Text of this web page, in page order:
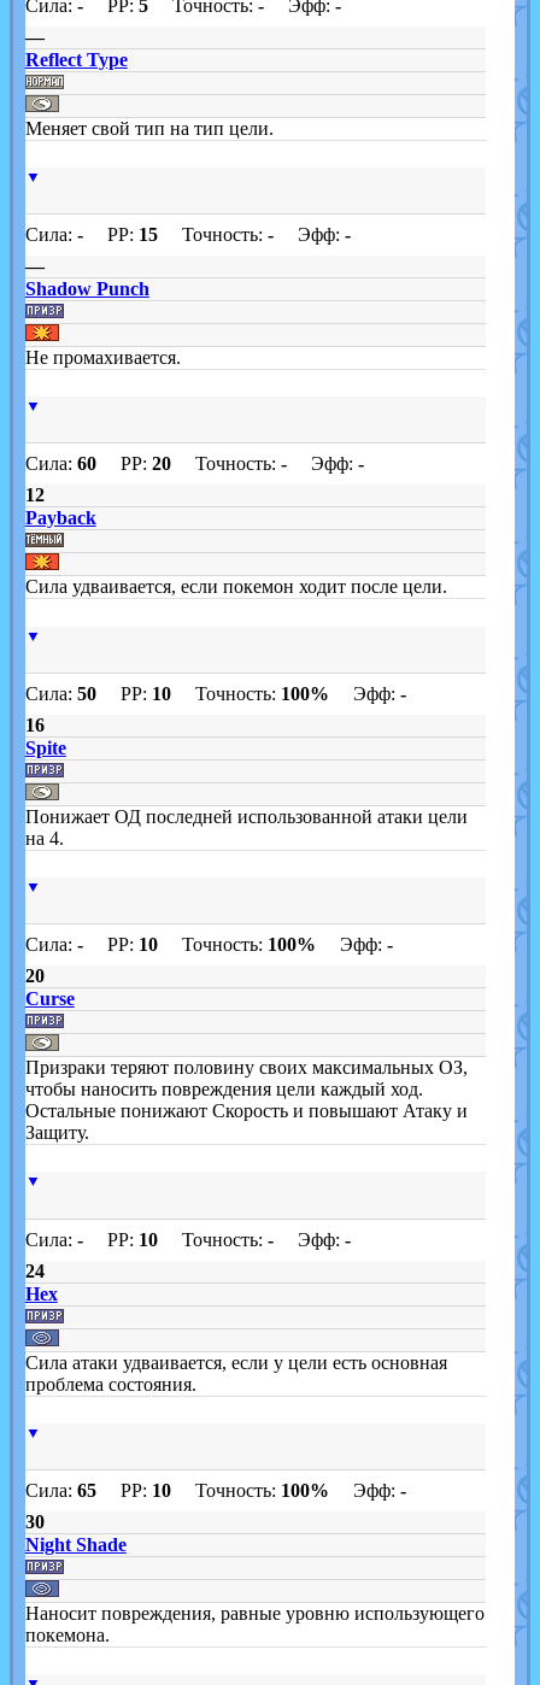
Сила: -PP: 5Точность: -Эфф: -
—
Reflect Type
Меняет свой тип на тип цели.
▼
Сила: -PP: 15Точность: -Эфф: -
—
Shadow Punch
Не промахивается.
▼
Сила: 60PP: 20Точность: -Эфф: -
12
Payback
Сила удваивается, если покемон ходит после цели.
▼
Сила: 50PP: 10Точность: 100% Эфф: -
16
Spite
Понижает ОД последней использованной атаки цели
на 4.
▼
Сила: -PP: 10Точность: 100% Эфф: -
20
Curse
Призраки теряют половину своих максимальных ОЗ,
чтобы наносить повреждения цели каждый ход.
Остальные понижают Скорость и повышают Атаку и
Защиту.
▼
Сила: -PP: 10Точность: -Эфф: -
24
Hex
Сила атаки удваивается, если у цели есть основная
проблема состояния.
▼
Сила: 65PP: 10Точность: 100% Эфф: -
30
Night Shade
Наносит повреждения, равные уровню использующего
покемона.